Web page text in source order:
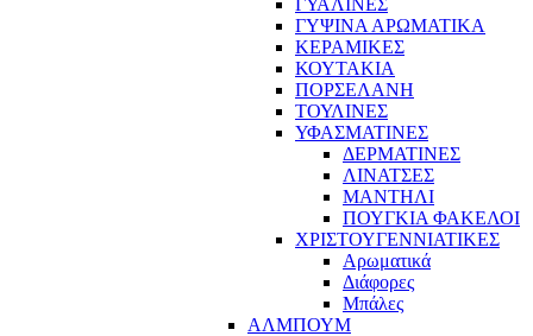
ΓΥΨΙΝΑ ΑΡΩΜΑΤΙΚΑ
ΚΕΡΑΜΙΚΕΣ
ΚΟΥΤΑΚΙΑ
ΠΟΡΣΕΛΑΝΗ
ΤΟΥΛΙΝΕΣ
ΥΦΑΣΜΑΤΙΝΕΣ
ΔΕΡΜΑΤΙΝΕΣ
ΛΙΝΑΤΣΕΣ
ΜΑΝΤΗΛΙ
ΠΟΥΓΚΙΑ ΦΑΚΕΛΟΙ
ΧΡΙΣΤΟΥΓΕΝΝΙΑΤΙΚΕΣ
Αρωματικά
Διάφορες
Μπάλες
ΑΛΜΠΟΥΜ